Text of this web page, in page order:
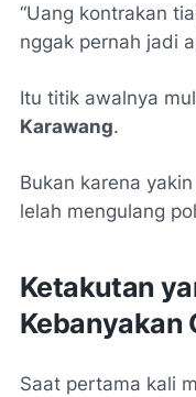
“Uang kontrakan
nggak pernah jadi
Itu titik awalnya
Karawang.
Bukan karena
lelah mengulang
Ketakutan
Kebanyakan
Saat pertama kali